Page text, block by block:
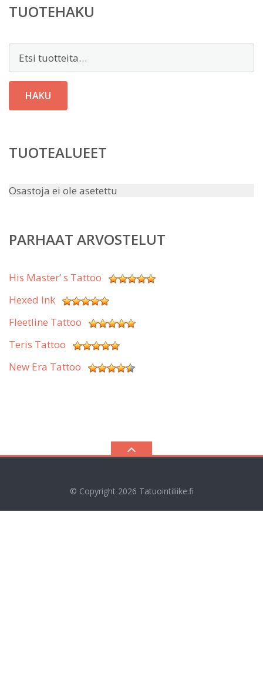
TUOTEHAKU
HAKU
TUOTEALUEET
Osastoja ei ole asetettu
PARHAAT ARVOSTELUT
His Master’ s Tattoo
Hexed Ink
Fleetline Tattoo
Teris Tattoo
New Era Tattoo
© Copyright 2026 Tatuointiliike.fi